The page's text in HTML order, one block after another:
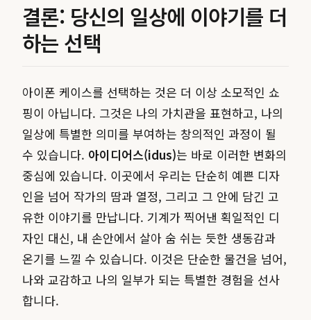
결론: 당신의 일상에 이야기를 더
하는 선택
아이폰 케이스를 선택하는 것은 더 이상 소모적인 쇼
핑이 아닙니다. 그것은 나의 가치관을 표현하고, 나의
일상에 특별한 의미를 부여하는 창의적인 과정이 될
수 있습니다. 아이디어스(idus)는 바로 이러한 변화의
중심에 있습니다. 이곳에서 우리는 단순히 예쁜 디자
인을 넘어 작가의 땀과 열정, 그리고 그 안에 담긴 고
유한 이야기를 만납니다. 기계가 찍어낸 획일적인 디
자인 대신, 내 손안에서 살아 숨 쉬는 듯한 생동감과
온기를 느낄 수 있습니다. 이것은 단순한 물건을 넘어,
나와 교감하고 나의 일부가 되는 특별한 경험을 선사
합니다.